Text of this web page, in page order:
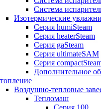
Система
Изотермические
Серия humiSteam
Серия heaterSteam
Серия gaSteam
Серия ultimateSAM
Серия
Дополнительное
Воздушно-тепловые
Тепломаш
Серия 100